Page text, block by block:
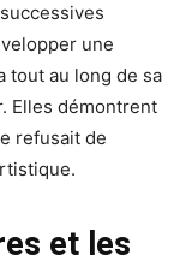
une
tout au long de sa
Elles démontrent
refusait de
et les